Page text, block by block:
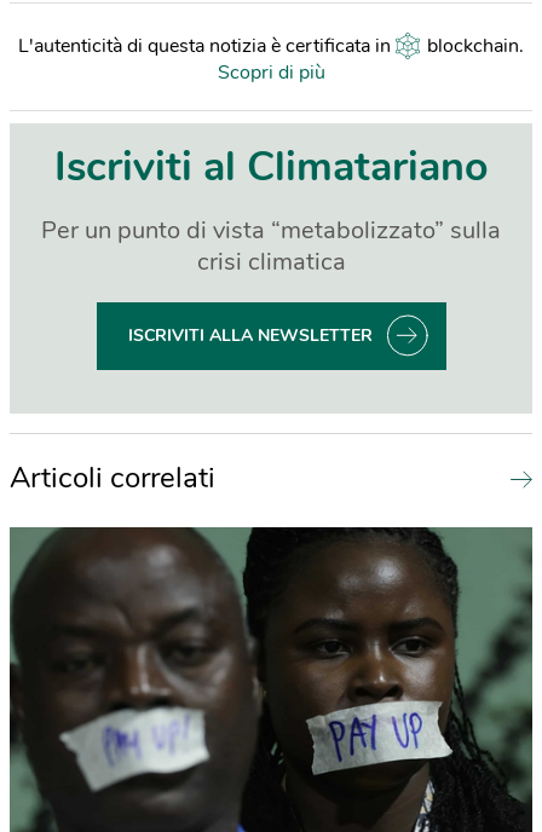
L'autenticità di questa notizia è certificata in blockchain.
Scopri di più
Iscriviti al Climatariano
Per un punto di vista “metabolizzato” sulla
crisi climatica
ISCRIVITI ALLA NEWSLETTER
Articoli correlati